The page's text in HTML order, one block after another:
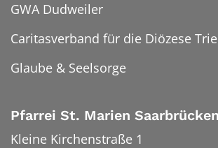
GWA Dudweiler
Caritasverband für die Diözese
Glaube & Seelsorge
Pfarrei St. Marien
Kleine Kirchenstraße 1